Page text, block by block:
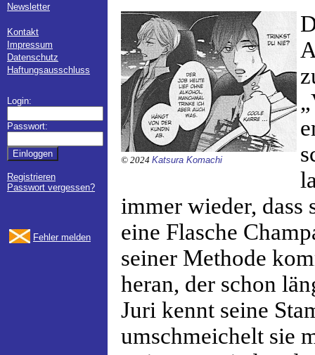
Newsletter
Kontakt
Impressum
Datenschutz
Haftungsausschluss
Login:
Passwort:
Registrieren
Passwort vergessen?
Fehler melden
© 2024 Katsura Komachi
immer wieder, dass
eine Flasche
seiner Methode
heran, der schon
Juri kennt seine
umschmeichelt sie